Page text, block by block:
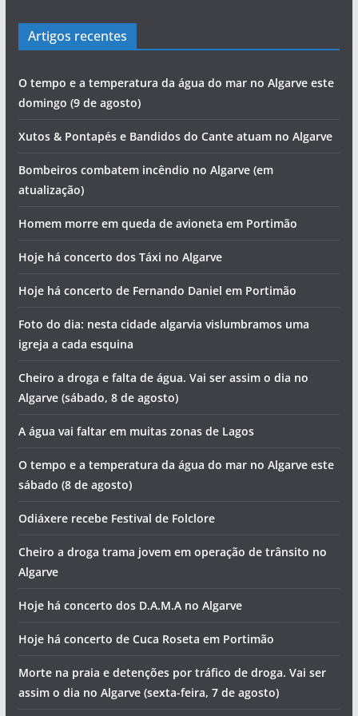
Artigos recentes
O tempo e a temperatura da água do mar no Algarve este
domingo (9 de agosto)
Xutos & Pontapés e Bandidos do Cante atuam no Algarve
Bombeiros combatem incêndio no Algarve (em
atualização)
Homem morre em queda de avioneta em Portimão
Hoje há concerto dos Táxi no Algarve
Hoje há concerto de Fernando Daniel em Portimão
Foto do dia: nesta cidade algarvia vislumbramos uma
igreja a cada esquina
Cheiro a droga e falta de água. Vai ser assim o dia no
Algarve (sábado, 8 de agosto)
A água vai faltar em muitas zonas de Lagos
O tempo e a temperatura da água do mar no Algarve este
sábado (8 de agosto)
Odiáxere recebe Festival de Folclore
Cheiro a droga trama jovem em operação de trânsito no
Algarve
Hoje há concerto dos D.A.M.A no Algarve
Hoje há concerto de Cuca Roseta em Portimão
Morte na praia e detenções por tráfico de droga. Vai ser
assim o dia no Algarve (sexta-feira, 7 de agosto)